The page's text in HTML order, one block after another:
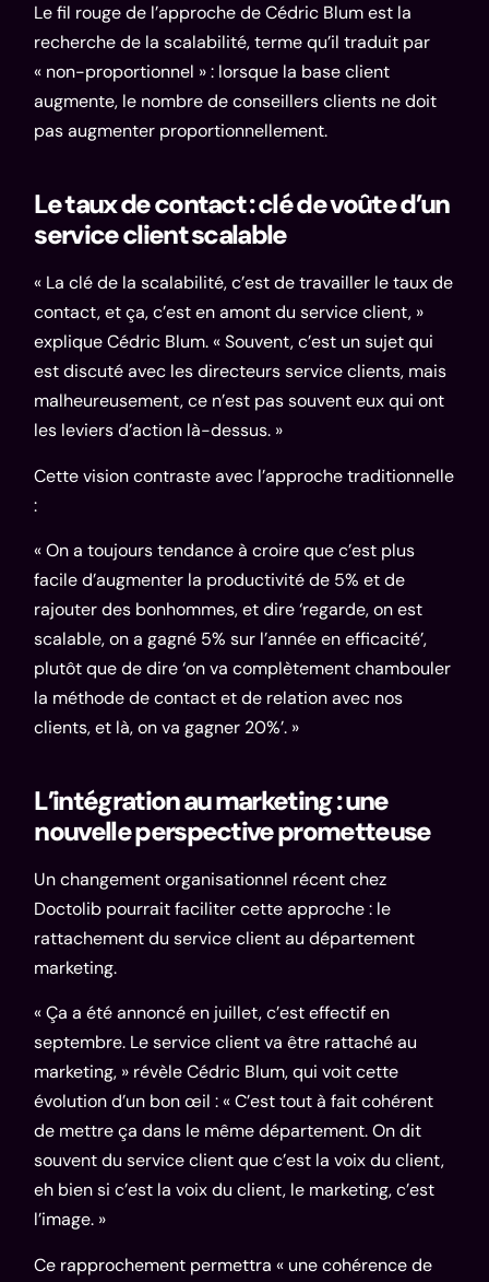
Le fil rouge de l’approche de Cédric Blum est la
recherche de la scalabilité, terme qu’il traduit par
« non-proportionnel » : lorsque la base client
augmente, le nombre de conseillers clients ne doit
pas augmenter proportionnellement.
Le taux de contact : clé de voûte d’un
service client scalable
« La clé de la scalabilité, c’est de travailler le taux de
contact, et ça, c’est en amont du service client, »
explique Cédric Blum. « Souvent, c’est un sujet qui
est discuté avec les directeurs service clients, mais
malheureusement, ce n’est pas souvent eux qui ont
les leviers d’action là-dessus. »
Cette vision contraste avec l’approche traditionnelle
:
« On a toujours tendance à croire que c’est plus
facile d’augmenter la productivité de 5% et de
rajouter des bonhommes, et dire ‘regarde, on est
scalable, on a gagné 5% sur l’année en efficacité’,
plutôt que de dire ‘on va complètement chambouler
la méthode de contact et de relation avec nos
clients, et là, on va gagner 20%’. »
L’intégration au marketing : une
nouvelle perspective prometteuse
Un changement organisationnel récent chez
Doctolib pourrait faciliter cette approche : le
rattachement du service client au département
marketing.
« Ça a été annoncé en juillet, c’est effectif en
septembre. Le service client va être rattaché au
marketing, » révèle Cédric Blum, qui voit cette
évolution d’un bon œil : « C’est tout à fait cohérent
de mettre ça dans le même département. On dit
souvent du service client que c’est la voix du client,
eh bien si c’est la voix du client, le marketing, c’est
l’image. »
Ce rapprochement permettra « une cohérence de